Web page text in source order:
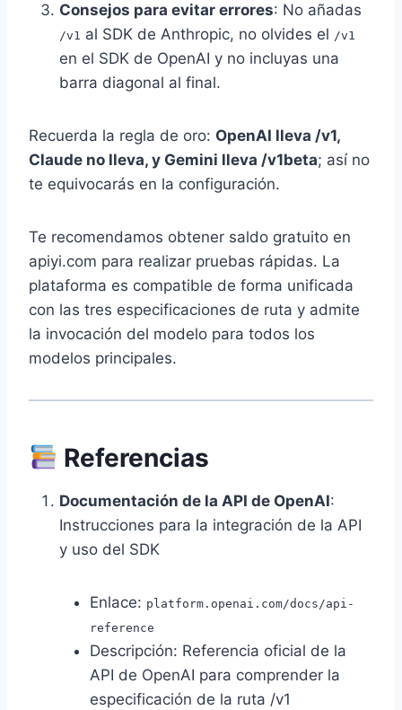
Consejos para evitar errores: No añadas
/v1 al SDK de Anthropic, no olvides el /v1
en el SDK de OpenAI y no incluyas una
barra diagonal al final.
Recuerda la regla de oro: OpenAI lleva /v1,
Claude no lleva, y Gemini lleva /v1beta; así no
te equivocarás en la configuración.
Te recomendamos obtener saldo gratuito en
apiyi.com para realizar pruebas rápidas. La
plataforma es compatible de forma unificada
con las tres especificaciones de ruta y admite
la invocación del modelo para todos los
modelos principales.
Referencias
Documentación de la API de OpenAI:
Instrucciones para la integración de la API
y uso del SDK
Enlace: platform.openai.com/docs/api-
reference
Descripción: Referencia oficial de la
API de OpenAI para comprender la
especificación de la ruta /v1